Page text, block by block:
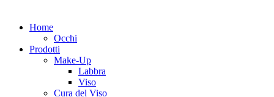
Home
Occhi
Prodotti
Make-Up
Labbra
Viso
Cura del Viso